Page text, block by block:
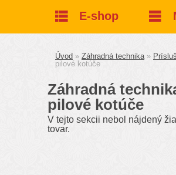
E-shop
Úvod » Záhradná technika »
pilové kotúče
Záhradná
pilové kotúče
V tejto sekcii nebol nájdený
tovar.